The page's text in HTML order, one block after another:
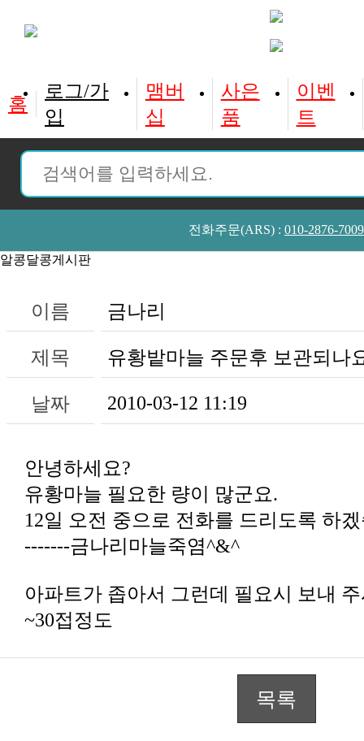
홈
입 십 품 트
전화주문(ARS) : 010-2876-7009
알콩달콩게시판
이름 금나리
제목 유황밭마늘 주문후 보관되나
날짜 2010-03-12 11:19
안녕하세요?
유황마늘 필요한 량이 많군요.
12일 오전 중으로 전화를 드리도록 하
-------금나리마늘죽염^&^
아파트가 좁아서 그런데 필요시 보내
~30접정도
목록